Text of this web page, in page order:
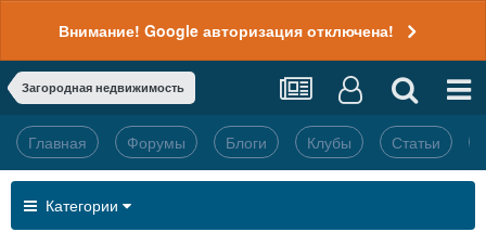
Внимание! Google авторизация отключена!
Загородная недвижимость
Главная Форумы Блоги Клубы Статьи
Категории